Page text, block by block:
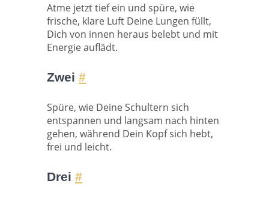
Atme jetzt tief ein und spüre, wie
frische, klare Luft Deine Lungen füllt,
Dich von innen heraus belebt und mit
Energie auflädt.
Zwei #
Spüre, wie Deine Schultern sich
entspannen und langsam nach hinten
gehen, während Dein Kopf sich hebt,
frei und leicht.
Drei #